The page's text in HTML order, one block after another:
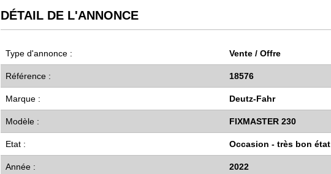
DÉTAIL DE L'ANNONCE
Type d'annonce : Vente / Offre
Référence : 18576
Marque : Deutz-Fahr
Modèle : FIXMASTER 230
Etat : Occasion - très bon état
Année : 2022
KUHN FC 8830 JOSKIN MODULO 11000